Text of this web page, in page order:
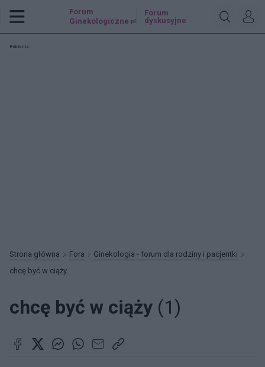
Forum
Ginekologiczne .pl
Forum
dyskusyjne
Reklama:
Strona główna Fora
Ginekologia - forum dla rodziny i pacjentki
chcę być w ciąży
chcę być w ciąży (1)